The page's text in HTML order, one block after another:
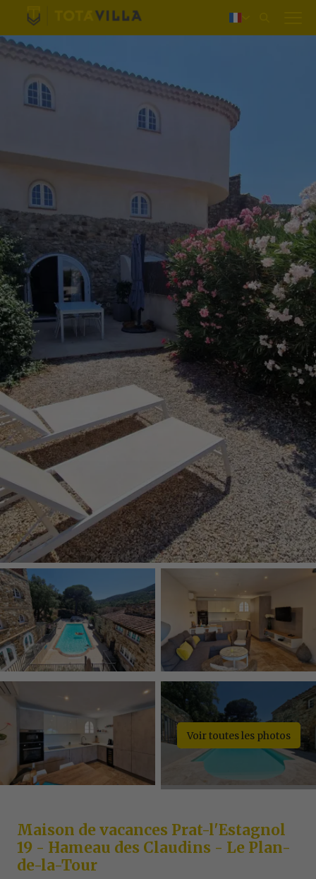
Login
Voir toutes les photos
Maison de vacances Prat-l'Estagnol
19 - Hameau des Claudins - Le Plan-
de-la-Tour